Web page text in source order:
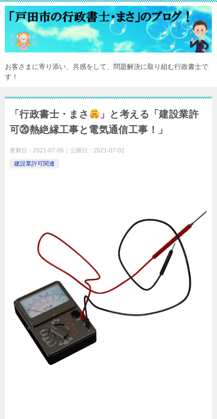
お客さまに寄り添い、共感をして、問題解決に取り組む行政書士で
す！
「行政書士・まさ
」と考える「建設業許
可⑳熱絶縁工事と電気通信工事！」
更新日： 2021-07-06 公開日： 2021-07-02
建設業許可関連